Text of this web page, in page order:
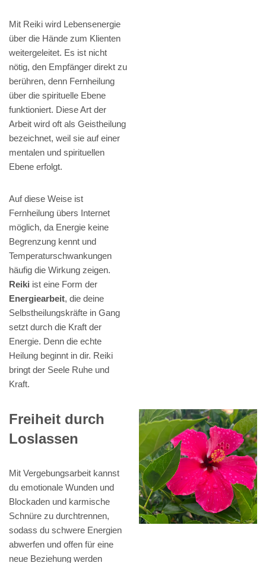
Mit Reiki wird Lebensenergie
über die Hände zum Klienten
weitergeleitet. Es ist nicht
nötig, den Empfänger direkt zu
berühren, denn Fernheilung
über die spirituelle Ebene
funktioniert. Diese Art der
Arbeit wird oft als Geistheilung
bezeichnet, weil sie auf einer
mentalen und spirituellen
Ebene erfolgt.
Auf diese Weise ist
Fernheilung übers Internet
möglich, da Energie keine
Begrenzung kennt und
Temperaturschwankungen
häufig die Wirkung zeigen.
Reiki ist eine Form der
Energiearbeit, die deine
Selbstheilungskräfte in Gang
setzt durch die Kraft der
Energie. Denn die echte
Heilung beginnt in dir. Reiki
bringt der Seele Ruhe und
Kraft.
Freiheit durch
Loslassen
Mit Vergebungsarbeit kannst
du emotionale Wunden und
Blockaden und karmische
Schnüre zu durchtrennen,
sodass du schwere Energien
abwerfen und offen für eine
neue Beziehung werden